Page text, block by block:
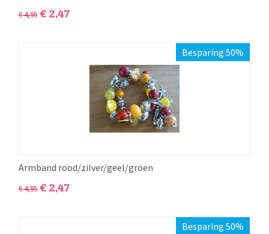
€4,95 € 2,47
Besparing 50%
Armband rood/zilver/geel/groen
€4,95 € 2,47
Besparing 50%